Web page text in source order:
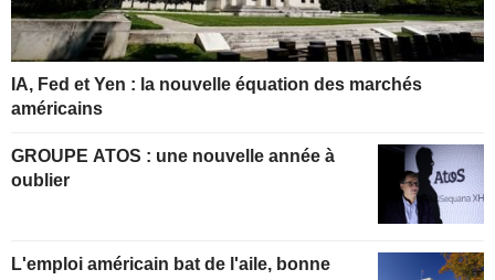
IA, Fed et Yen : la nouvelle équation des marchés
américains
GROUPE ATOS : une nouvelle année à
oublier
L'emploi américain bat de l'aile, bonne